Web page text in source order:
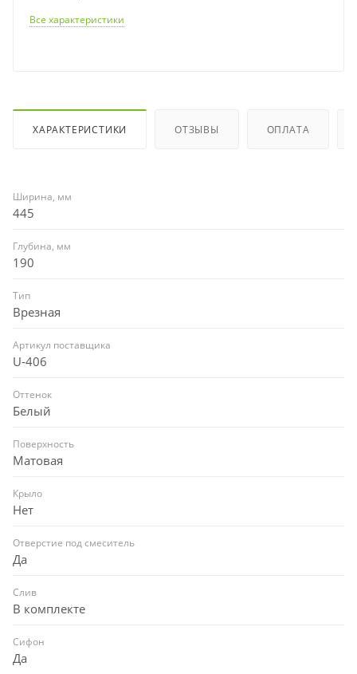
Все характеристики
ХАРАКТЕРИСТИКИ ОТЗЫВЫ ОПЛАТА
Ширина, мм
445
Глубина, мм
190
Тип
Врезная
Артикул поставщика
U-406
Оттенок
Белый
Поверхность
Матовая
Крыло
Нет
Отверстие под смеситель
Да
Слив
В комплекте
Сифон
Да